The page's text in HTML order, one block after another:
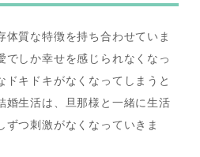
体質な特徴を持ち合わせていま
でしか幸せを感じられなくなっ
ドキドキがなくなってしまうと
婚生活は、旦那様と一緒に生活
ずつ刺激がなくなっていきま